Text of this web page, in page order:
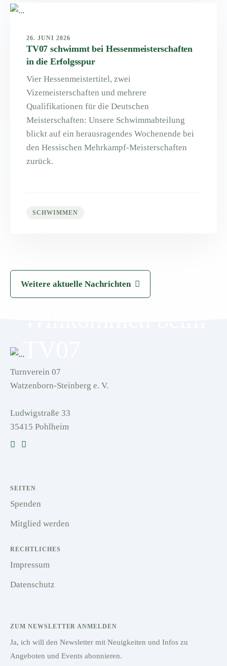
TV07
26. JUNI 2026
TV07 schwimmt bei Hessenmeisterschaften
in die Erfolgsspur
Vier Hessenmeistertitel, zwei
Vizemeisterschaften und mehrere
Qualifikationen für die Deutschen
Meisterschaften: Unsere Schwimmabteilung
blickt auf ein herausragendes Wochenende bei
den Hessischen Mehrkampf-Meisterschaften
zurück.
SCHWIMMEN
Weitere aktuelle Nachrichten
Turnverein 07
Watzenborn-Steinberg e. V.
Ludwigstraße 33
35415 Pohlheim
SEITEN
Spenden
Mitglied werden
RECHTLICHES
Impressum
Datenschutz
ZUM NEWSLETTER ANMELDEN
Ja, ich will den Newsletter mit Neuigkeiten und Infos zu
Angeboten und Events abonnieren.